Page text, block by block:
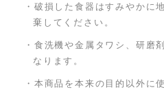
・破損した食器はすみやかに
棄してください。
・食洗機や金属タワシ、研磨
なります。
・本商品を本来の目的以外に